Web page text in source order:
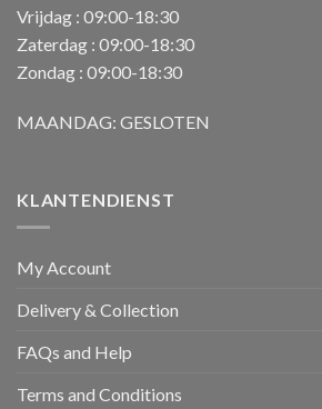
Vrijdag : 09:00-18:30
Zaterdag : 09:00-18:30
Zondag : 09:00-18:30
MAANDAG: GESLOTEN
KLANTENDIENST
My Account
Delivery & Collection
FAQs and Help
Terms and Conditions